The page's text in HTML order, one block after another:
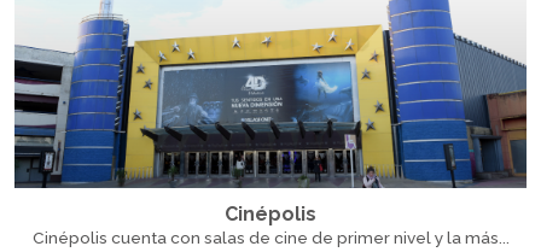
Cinépolis
Cinépolis cuenta con salas de cine de primer nivel y la más...